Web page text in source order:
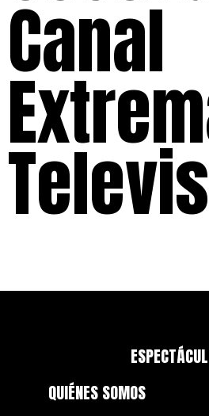
Canal
QUIÉNES SOMOS